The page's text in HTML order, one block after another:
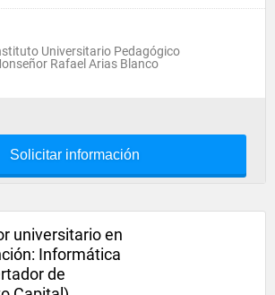
Universitario Pedagógico
Rafael Arias Blanco
Solicitar información
universitario en
Informática
de